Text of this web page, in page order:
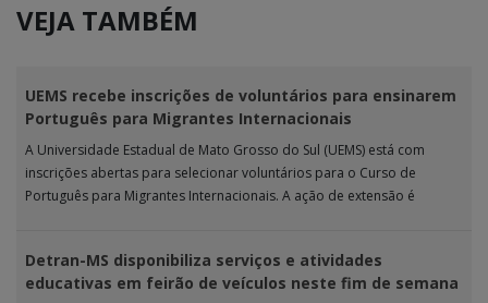
VEJA TAMBÉM
UEMS recebe inscrições de voluntários para ensinarem
Português para Migrantes Internacionais
A Universidade Estadual de Mato Grosso do Sul (UEMS) está com
inscrições abertas para selecionar voluntários para o Curso de
Português para Migrantes Internacionais. A ação de extensão é
Detran-MS disponibiliza serviços e atividades
educativas em feirão de veículos neste fim de semana